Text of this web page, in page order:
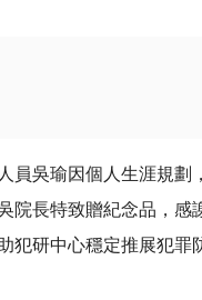
員吳瑜因個人生涯規
院長特致贈紀念品，
犯研中心穩定推展犯